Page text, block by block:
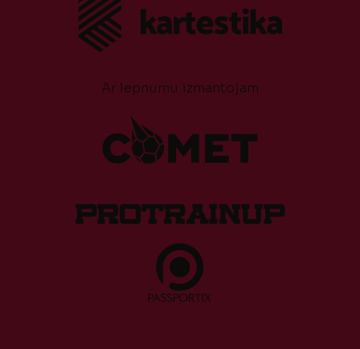
Ar lepnumu izmantojam